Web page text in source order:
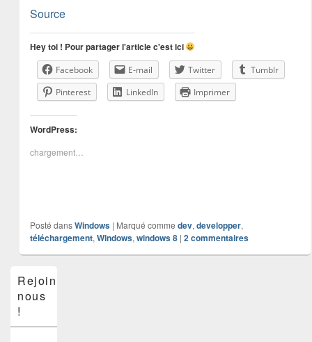
Source
Hey toi ! Pour partager l'article c'est ici
Facebook E-mail Twitter
Tumblr
Pinterest
LinkedIn Imprimer
WordPress:
chargement…
Posté dans Windows | Marqué comme dev, developper,
téléchargement, Windows, windows 8 | 2commentaires
principale
de
widget
Rejoins-
nous
!